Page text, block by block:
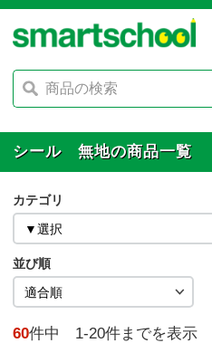
シール 無地の商品一覧
カテゴリ
並び順
60件中 1-20件までを表示